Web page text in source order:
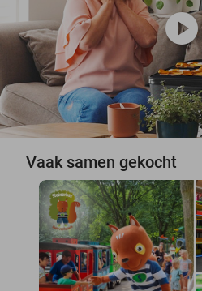
play_circle
Vaak samen gekocht